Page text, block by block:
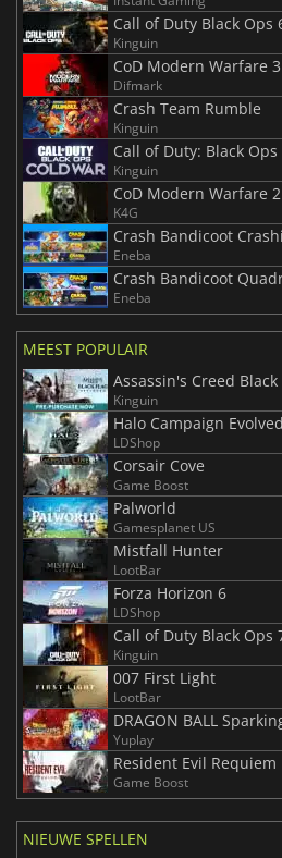
Call of Duty Black Ops
Kinguin
CoD Modern Warfare 3
Difmark
Crash Team Rumble
Kinguin
Call of Duty: Black
Kinguin
CoD Modern Warfare 2
K4G
Crash Bandicoot
Eneba
Crash Bandicoot
Eneba
MEEST POPULAIR
Assassin's Creed Black
Kinguin
Halo Campaign Evolved
LDShop
Corsair Cove
Game Boost
Palworld
Gamesplanet US
Mistfall Hunter
LootBar
Forza Horizon 6
LDShop
Call of Duty Black Ops
Kinguin
007 First Light
LootBar
Yuplay
Resident Evil Requiem
Game Boost
NIEUWE SPELLEN